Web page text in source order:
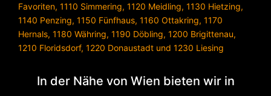
Favoriten, 1110 Simmering, 1120 Meidling, 1130 Hietzing,
1140 Penzing, 1150 Fünfhaus, 1160 Ottakring, 1170
Hernals, 1180 Währing, 1190 Döbling, 1200 Brigittenau,
1210 Floridsdorf, 1220 Donaustadt und 1230 Liesing
In der Nähe von Wien bieten wir in